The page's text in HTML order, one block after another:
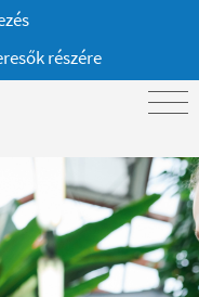
részére